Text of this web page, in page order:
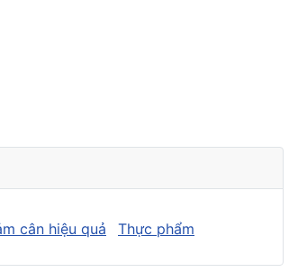
cân hiệu quả Thực phẩm